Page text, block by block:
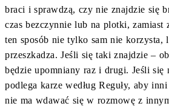
braci i sprawdzą, czy nie znajdzie się
czas bezczynnie lub na plotki, zamiast
ten sposób nie tylko sam nie korzysta,
przeszkadza. Jeśli się taki znajdzie –
będzie upomniany raz i drugi. Jeśli się
podlega karze według Reguły, aby
nie ma wdawać się w rozmowę z